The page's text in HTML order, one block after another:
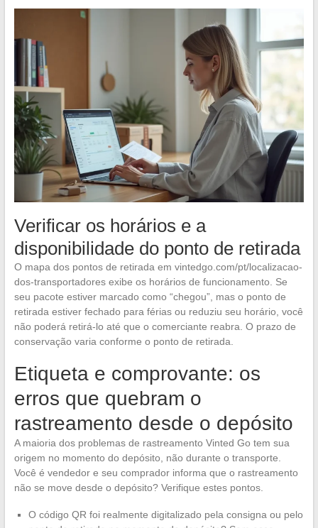
Verificar os horários e a
disponibilidade do ponto de retirada
O mapa dos pontos de retirada em vintedgo.com/pt/localizacao-
dos-transportadores exibe os horários de funcionamento. Se
seu pacote estiver marcado como “chegou”, mas o ponto de
retirada estiver fechado para férias ou reduziu seu horário, você
não poderá retirá-lo até que o comerciante reabra. O prazo de
conservação varia conforme o ponto de retirada.
Etiqueta e comprovante: os
erros que quebram o
rastreamento desde o depósito
A maioria dos problemas de rastreamento Vinted Go tem sua
origem no momento do depósito, não durante o transporte.
Você é vendedor e seu comprador informa que o rastreamento
não se move desde o depósito? Verifique estes pontos.
O código QR foi realmente digitalizado pela consigna ou pelo